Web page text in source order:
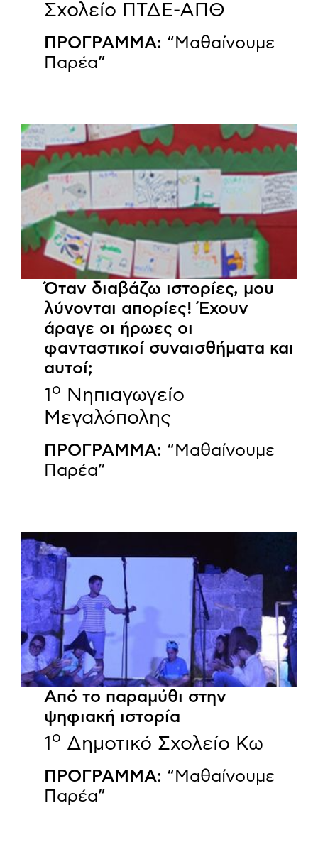
Σχολείο ΠΤΔΕ-ΑΠΘ
ΠΡΟΓΡΑΜΜΑ: “Μαθαίνουμε
Παρέα”
Όταν διαβάζω ιστορίες, μου
λύνονται απορίες! Έχουν
άραγε οι ήρωες οι
φανταστικοί συναισθήματα και
αυτοί;
1 ο
Νηπιαγωγείο
Μεγαλόπολης
ΠΡΟΓΡΑΜΜΑ: “Μαθαίνουμε
Παρέα”
Από το παραμύθι στην
ψηφιακή ιστορία
1 ο Δημοτικό Σχολείο Κω
ΠΡΟΓΡΑΜΜΑ: “Μαθαίνουμε
Παρέα”